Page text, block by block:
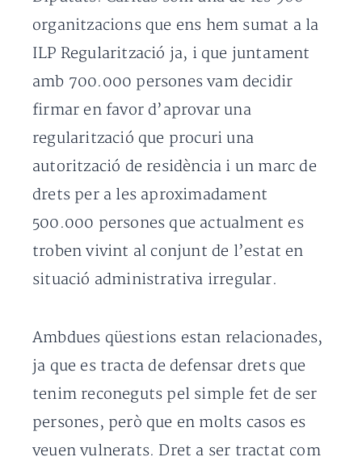
organitzacions que ens hem sumat a la
ILP Regularització ja, i que juntament
amb 700.000 persones vam decidir
firmar en favor d’aprovar una
regularització que procuri una
autorització de residència i un marc de
drets per a les aproximadament
500.000 persones que actualment es
troben vivint al conjunt de l’estat en
situació administrativa irregular.
Ambdues qüestions estan relacionades,
ja que es tracta de defensar drets que
tenim reconeguts pel simple fet de ser
persones, però que en molts casos es
veuen vulnerats. Dret a ser tractat com